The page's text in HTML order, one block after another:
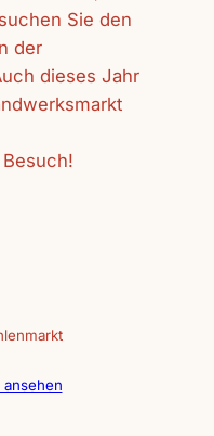
Sie den
der
dieses Jahr